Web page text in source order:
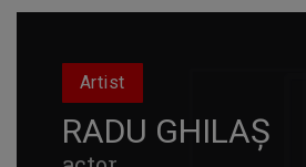
Artist
RADU GHILAȘ